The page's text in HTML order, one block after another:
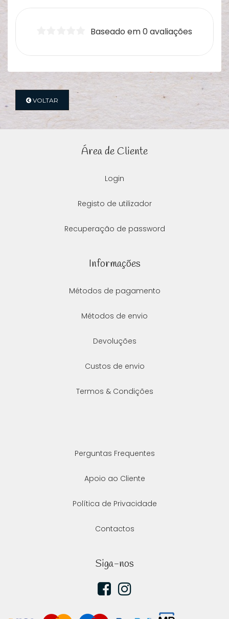
Baseado em 0 avaliações
VOLTAR
Área de Cliente
Login
Registo de utilizador
Recuperação de password
Informações
Métodos de pagamento
Métodos de envio
Devoluções
Custos de envio
Termos & Condições
Perguntas Frequentes
Apoio ao Cliente
Política de Privacidade
Contactos
Siga-nos